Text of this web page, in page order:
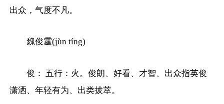
出众，气度不凡。
魏俊霆(jùn tíng)
俊： 五行：火。俊朗、好看、才智、出众指英俊
潇洒、年轻有为、出类拔萃。